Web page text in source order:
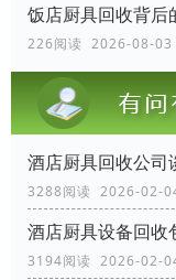
饭店厨具回收背后
226阅读 2026-08-03
酒店厨具回收公司
3288阅读 2026-02-
酒店厨具设备回收
3194阅读 2026-02-